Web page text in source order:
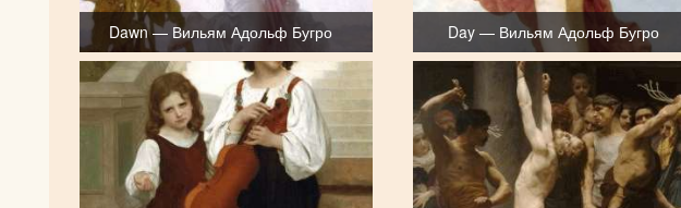
Dawn — Вильям Адольф Бугро Day — Вильям Адольф Бугро